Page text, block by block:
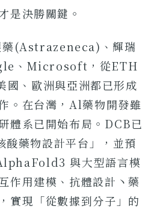
是決勝關鍵。
藥(Astrazeneca)、輝瑞
、Microsoft，從ETH
、歐洲與亞洲都已形成
。在台灣，Al藥物開發雖
體系已開始布局。DCB已
藥物設計平台」，並預
與大型語言模
作用建模、抗體設計丶藥
實現「從數據到分子」的